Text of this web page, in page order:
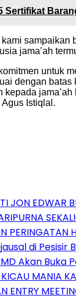
Sertifikat
jama’ah
untuk
dengan
kepada
Istiqlal.
JON
PERINGATAN
di Pesisir
Akan Buka
MANIA
ENTRY